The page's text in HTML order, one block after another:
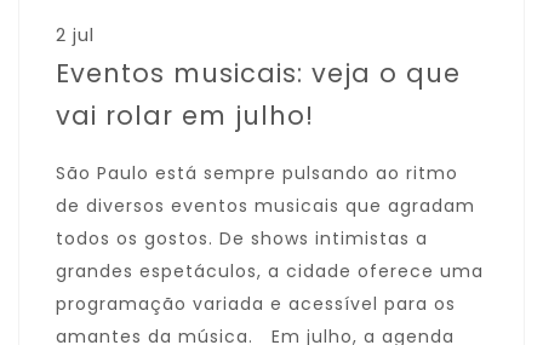
2 jul
Eventos musicais: veja o que
vai rolar em julho!
São Paulo está sempre pulsando ao ritmo
de diversos eventos musicais que agradam
todos os gostos. De shows intimistas a
grandes espetáculos, a cidade oferece uma
programação variada e acessível para os
amantes da música. Em julho, a agenda